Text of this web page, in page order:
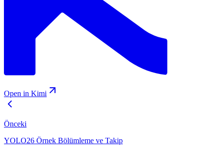
Open in Kimi
Önceki
YOLO26 Örnek Bölümleme ve Takip